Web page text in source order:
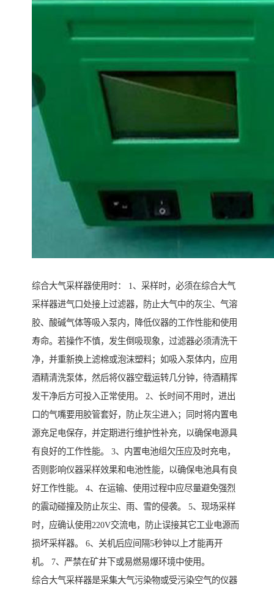
综合大气采样器使用时： 1、采样时，必须在综合大气
采样器进气口处接上过滤器，防止大气中的灰尘、气溶
胶、酸碱气体等吸入泵内，降低仪器的工作性能和使用
寿命。若操作不慎，发生倒吸现象，过滤器必须清洗干
净，并重新换上滤棉或泡沫塑料；如吸入泵体内，应用
酒精清洗泵体，然后将仪器空载运转几分钟，待酒精挥
发干净后方可投入正常使用。 2、长时间不用时，进出
口的气嘴要用胶管套好，防止灰尘进入；同时将内置电
源充足电保存，并定期进行维护性补充，以确保电源具
有良好的工作性能。 3、内置电池组欠压应及时充电，
否则影响仪器采样效果和电池性能，以确保电池具有良
好工作性能。 4、在运输、使用过程中应尽量避免强烈
的震动碰撞及防止灰尘、雨、雪的侵袭。 5、现场采样
时，应确认使用220V交流电，防止误接其它工业电源而
损坏采样器。 6、关机后应间隔5秒钟以上才能再开
机。 7、严禁在矿井下或易燃易爆环境中使用。
综合大气采样器是采集大气污染物或受污染空气的仪器